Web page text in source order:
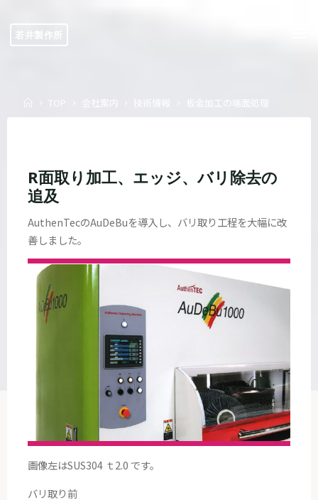
content
若井製作所
板金加工の端面処理
R面取り加工、エッジ、バリ除去の
追及
AuthenTecのAuDeBuを導入し、バリ取り工程を大幅に改
善しました。
画像左はSUS304 ｔ2.0 です。
バリ取り前